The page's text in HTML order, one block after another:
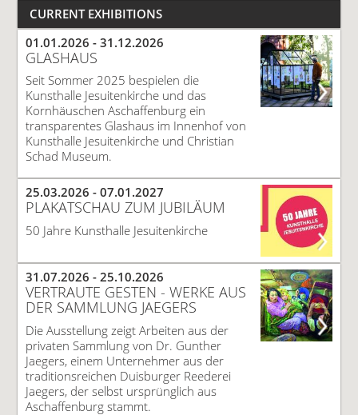
CURRENT EXHIBITIONS
01.01.2026 -31.12.2026
GLASHAUS
Seit Sommer 2025 bespielen die
Kunsthalle Jesuitenkirche und das
Kornhäuschen Aschaffenburg ein
transparentes Glashaus im Innenhof von
Kunsthalle Jesuitenkirche und Christian
Schad Museum.
25.03.2026 -07.01.2027
PLAKATSCHAU ZUM JUBILÄUM
50 Jahre Kunsthalle Jesuitenkirche
31.07.2026 -25.10.2026
VERTRAUTE GESTEN - WERKE AUS
DER SAMMLUNG JAEGERS
Die Ausstellung zeigt Arbeiten aus der
privaten Sammlung von Dr. Gunther
Jaegers, einem Unternehmer aus der
traditionsreichen Duisburger Reederei
Jaegers, der selbst ursprünglich aus
Aschaffenburg stammt.